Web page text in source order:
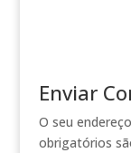
Enviar
O seu
obrigatórios